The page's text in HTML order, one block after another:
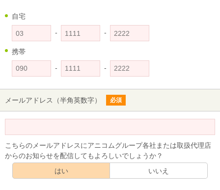
自宅
- -
携帯
- -
メールアドレス （半角英数字） 必須
こちらのメールアドレスにアニコムグループ各社または取扱代理店
からのお知らせを配信してもよろしいでしょうか？
はい
いいえ